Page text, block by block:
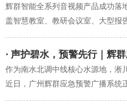
辉群智能全系列音视频产品成功落
盖智慧教室、教研会议室、大型报
· 声护碧水，预警先行｜辉
作为南水北调中线核心水源地，淅
近日，广州辉群应急预警广播系统